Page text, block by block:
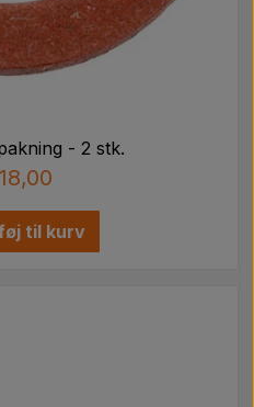
- 2 stk.
til kurv